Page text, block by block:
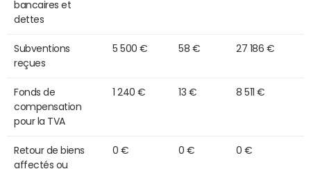
bancaires et
dettes
Subventions
reçues
5 500 € 58 € 27 186 €
Fonds de
compensation
pour la TVA
1 240 € 13 € 8 511 €
Retour de biens
affectés ou
0 € 0 € 0 €